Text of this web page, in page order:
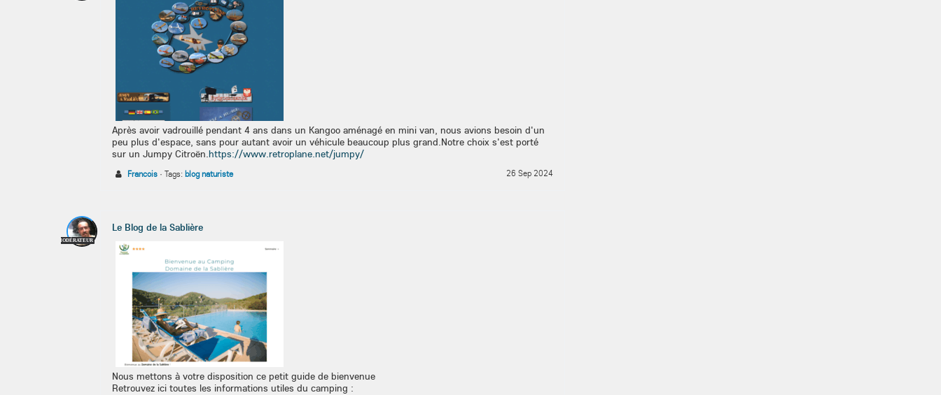
Après avoir vadrouillé pendant 4 ans dans un Kangoo aménagé en mini van, nous avions besoin d'un
peu plus d'espace, sans pour autant avoir un véhicule beaucoup plus grand.Notre choix s'est porté
sur un Jumpy Citroën.https://www.retroplane.net/jumpy/
Francois 26 Sep 2024
· Tags:blog naturiste
MODÉRATEUR
Le Blog de la Sablière
Nous mettons à votre disposition ce petit guide de bienvenue
Retrouvez ici toutes les informations utiles du camping :